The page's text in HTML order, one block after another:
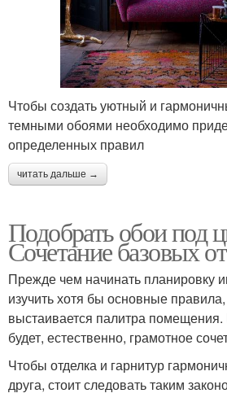
Чтобы создать уютный и
темными обоями необходимо
определенных правил
читать дальше →
Подобрать обои под
Сочетание базовых
Прежде чем начинать планировку
изучить хотя бы основные
выстаивается палитра
будет, естественно, грамотное
Чтобы отделка и гарнитур
друга, стоит следовать таким